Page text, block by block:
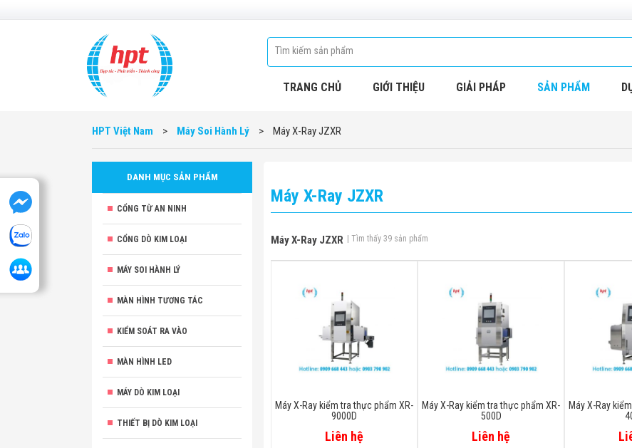
TRANG CHỦ GIỚI THIỆU GIẢI PHÁP SẢN PHẨM
HPT Việt Nam > Máy Soi Hành Lý > Máy X-Ray JZXR
DANH MỤC SẢN PHẨM
CỔNG TỪ AN NINH
CỔNG DÒ KIM LOẠI
MÁY SOI HÀNH LÝ
MÀN HÌNH TƯƠNG TÁC
KIỂM SOÁT RA VÀO
MÀN HÌNH LED
MÁY DÒ KIM LOẠI
THIẾT BỊ DÒ KIM LOẠI
Máy X-Ray JZXR
Máy X-Ray JZXR | Tìm thấy 39 sản phẩm
Máy X-Ray kiểm tra thực phẩm XR-
9000D
Liên hệ
Máy X-Ray kiểm tra thực phẩm XR-
500D
Liên hệ
Máy X-Ray